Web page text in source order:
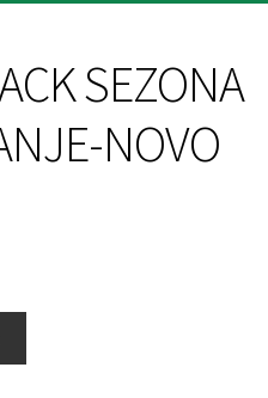
SEZONA
NOVO